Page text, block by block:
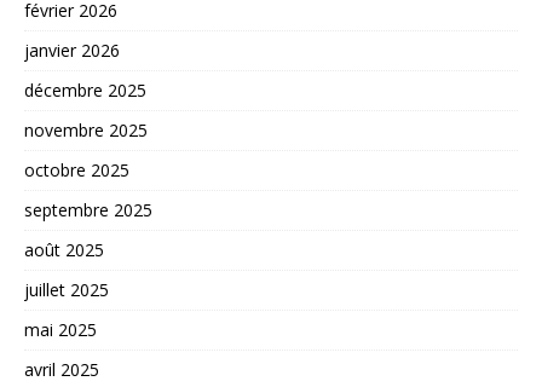
février 2026
janvier 2026
décembre 2025
novembre 2025
octobre 2025
septembre 2025
août 2025
juillet 2025
mai 2025
avril 2025